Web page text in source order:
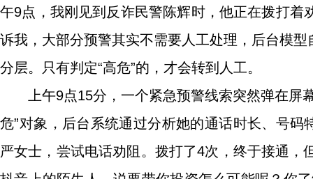
午9点，我刚见到反诈民警陈辉时，他正在拨打
诉我，大部分预警其实不需要人工处理，后台模
分层。只有判定“高危”的，才会转到人工。
上午9点15分，一个紧急预警线索突然弹在
危”对象，后台系统通过分析她的通话时长、号
严女士，尝试电话劝阻。拨打了4次，终于接通，